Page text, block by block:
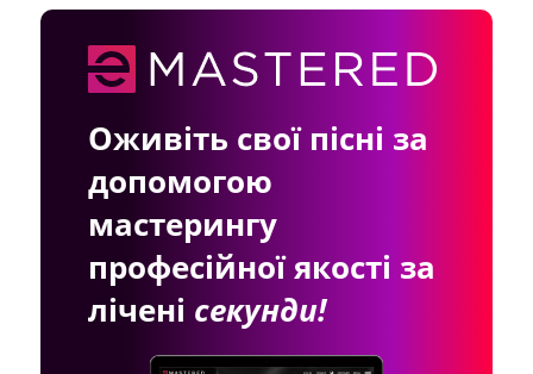
Оживіть свої пісні за
допомогою
мастерингу
професійної якості за
лічені секунди!